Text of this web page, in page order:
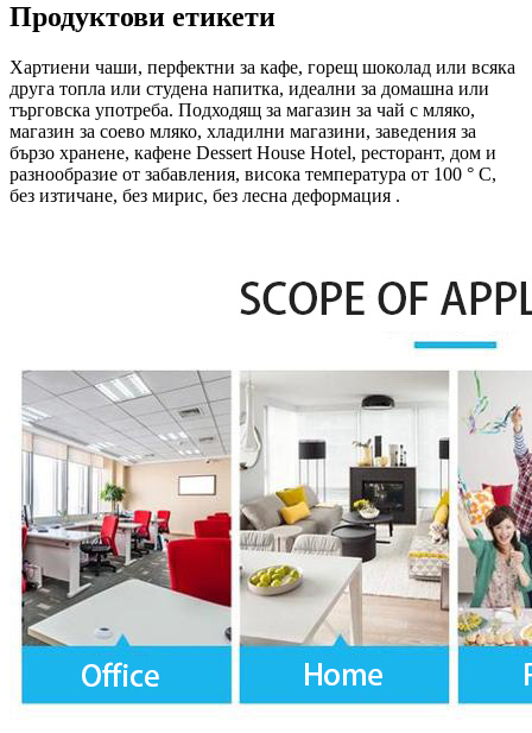
Продуктови етикети
Хартиени чаши, перфектни за кафе, горещ шоколад или всяка
друга топла или студена напитка, идеални за домашна или
търговска употреба. Подходящ за магазин за чай с мляко,
магазин за соево мляко, хладилни магазини, заведения за
бързо хранене, кафене Dessert House Hotel, ресторант, дом и
разнообразие от забавления, висока температура от 100 ° C,
без изтичане, без мирис, без лесна деформация .